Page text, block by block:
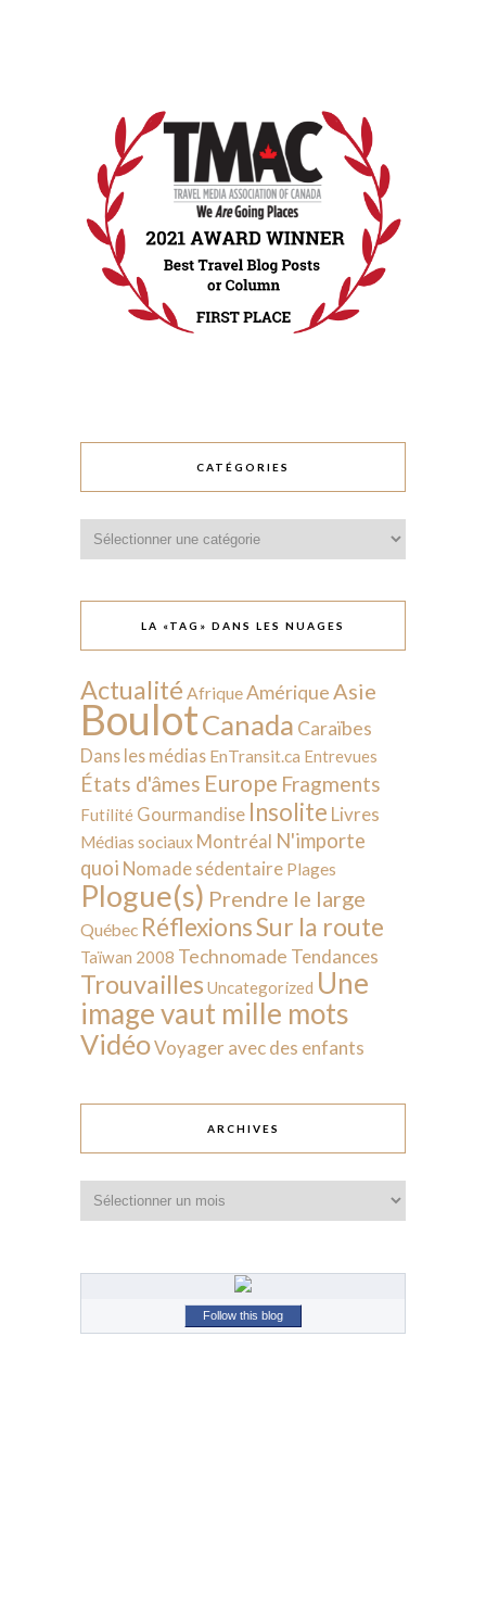
CATÉGORIES
LA «TAG» DANS LES NUAGES
Actualité AfriqueAmérique Asie
BoulotCanada Caraïbes
Dans les médias EnTransit.ca Entrevues
États d'âmes Europe Fragments
Futilité Gourmandise Insolite Livres
Médias sociaux Montréal N'importe
quoi Nomade sédentaire Plages
Plogue(s) Prendre le large
Québec RéflexionsSur la route
Taïwan 2008 Technomade Tendances
Trouvailles Uncategorized Une
image vaut mille mots
VidéoVoyager avec des enfants
ARCHIVES
Follow this blog